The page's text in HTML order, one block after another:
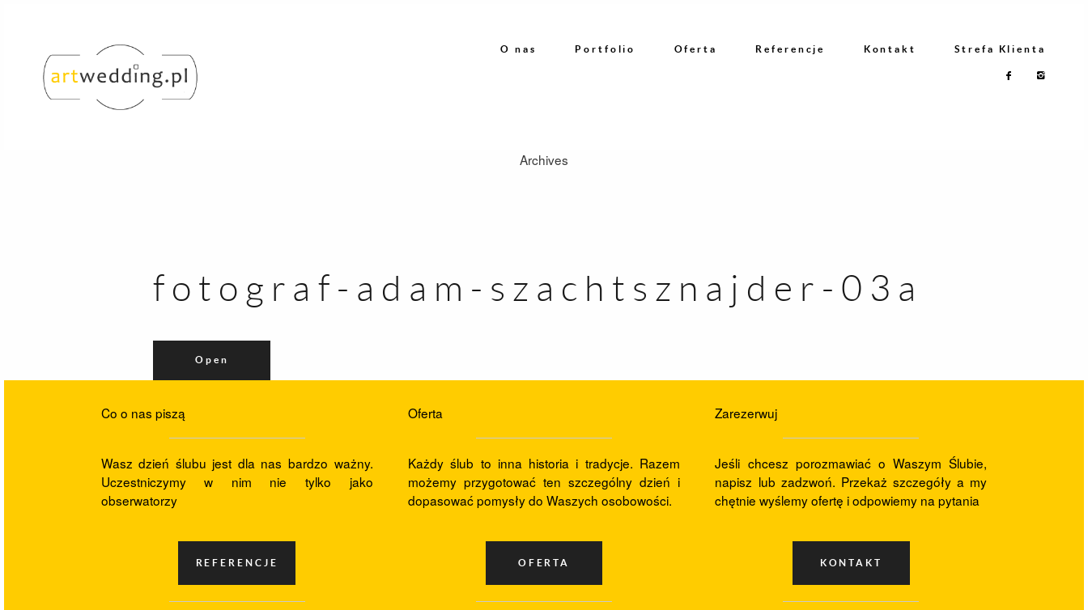
Referencje
O nas Portfolio Oferta Referencje Kontakt Strefa Klienta
Archives
fotograf-adam-szachtsznajder-03a
Open
Co o nas piszą
Wasz dzień ślubu jest dla nas bardzo ważny.
Uczestniczymy w nim nie tylko jako
obserwatorzy
Oferta
Każdy ślub to inna historia i tradycje. Razem
możemy przygotować ten szczególny dzień i
dopasować pomysły do Waszych osobowości.
Zarezerwuj
Jeśli chcesz porozmawiać o Waszym Ślubie,
napisz lub zadzwoń. Przekaż szczegóły a my
chętnie wyślemy ofertę i odpowiemy na pytania